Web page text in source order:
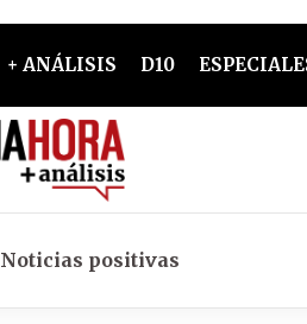
+ ANÁLISIS D10
Noticias positivas